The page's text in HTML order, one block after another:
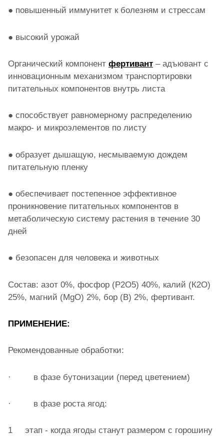
● повышенный иммунитет к болезням и стрессам
● высокий урожай
Органический компонент фертивант – адъювант с
инновационным механизмом транспортировки
питательных компонентов внутрь листа
● способствует равномерному распределению
макро- и микроэлементов по листу
● образует дышащую, несмываемую дождем
питательную пленку
● обеспечивает постепенное эффективное
проникновение питательных компонентов в
метаболическую систему растения в течение 30
дней
● безопасен для человека и животных
Состав: азот 0%, фосфор (Р2О5) 40%, калий (К2О)
25%, магний (MgO) 2%, бор (В) 2%, фертивант.
ПРИМЕНЕНИЕ:
Рекомендованные обработки:
· в фазе бутонизации (перед цветением)
· в фазе роста ягод:
1 этап - когда ягоды станут размером с горошину